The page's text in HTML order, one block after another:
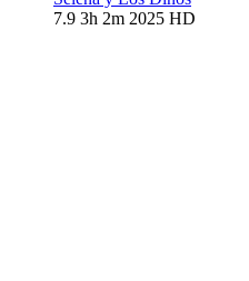
7.9 3h 2m 2025 HD